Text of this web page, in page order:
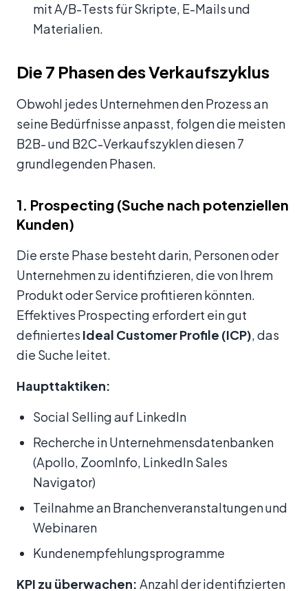
mit A/B-Tests für Skripte, E-Mails und
Materialien.
Die 7 Phasen des Verkaufszyklus
Obwohl jedes Unternehmen den Prozess an
seine Bedürfnisse anpasst, folgen die meisten
B2B- und B2C-Verkaufszyklen diesen 7
grundlegenden Phasen.
1. Prospecting (Suche nach potenziellen
Kunden)
Die erste Phase besteht darin, Personen oder
Unternehmen zu identifizieren, die von Ihrem
Produkt oder Service profitieren könnten.
Effektives Prospecting erfordert ein gut
definiertes Ideal Customer Profile (ICP), das
die Suche leitet.
Haupttaktiken:
Social Selling auf LinkedIn
Recherche in Unternehmensdatenbanken
(Apollo, ZoomInfo, LinkedIn Sales
Navigator)
Teilnahme an Branchenveranstaltungen und
Webinaren
Kundenempfehlungsprogramme
KPI zu überwachen: Anzahl der identifizierten